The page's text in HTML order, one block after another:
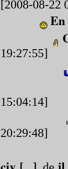
[2008-08-22
En
19:27:55]
15:04:14]
20:29:48]